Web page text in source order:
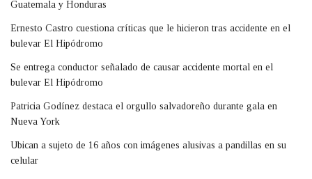
Guatemala y Honduras
Ernesto Castro cuestiona críticas que le hicieron tras accidente en el
bulevar El Hipódromo
Se entrega conductor señalado de causar accidente mortal en el
bulevar El Hipódromo
Patricia Godínez destaca el orgullo salvadoreño durante gala en
Nueva York
Ubican a sujeto de 16 años con imágenes alusivas a pandillas en su
celular